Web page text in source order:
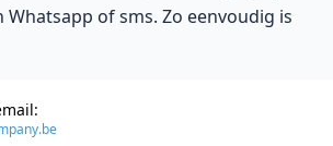
Whatsapp of sms. Zo eenvoudig is